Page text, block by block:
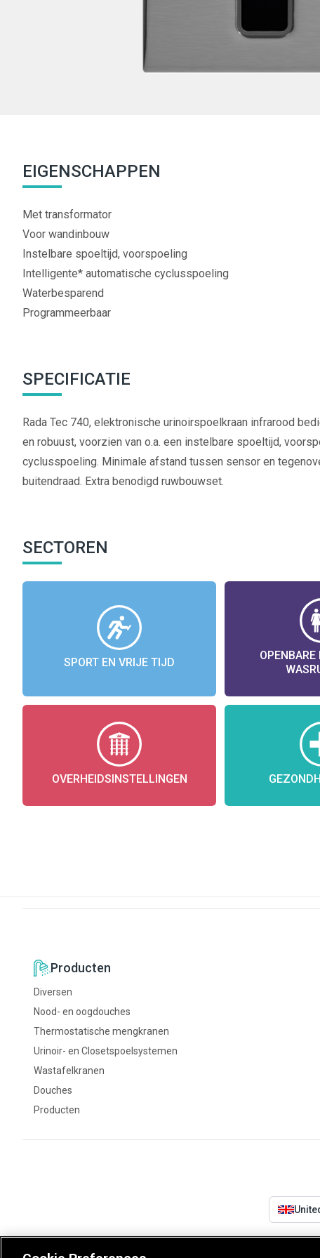
EIGENSCHAPPEN
Met transformator
Voor wandinbouw
Instelbare spoeltijd, voorspoeling
Intelligente* automatische cyclusspoeling
Waterbesparend
Programmeerbaar
SPECIFICATIE
Rada Tec 740, elektronische urinoirspoelkraan infrarood
en robuust, voorzien van o.a. een instelbare spoeltijd,
cyclusspoeling. Minimale afstand tussen sensor en
buitendraad. Extra benodigd ruwbouwset.
SECTOREN
SPORT EN VRIJE TIJD
OVERHEIDSINSTELLINGEN
Producten
Diversen
Nood- en oogdouches
Thermostatische mengkranen
Urinoir- en Closetspoelsystemen
Wastafelkranen
Douches
Producten